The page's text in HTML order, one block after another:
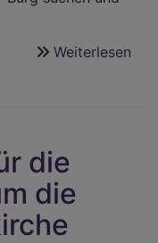
Weiterlesen
die
die